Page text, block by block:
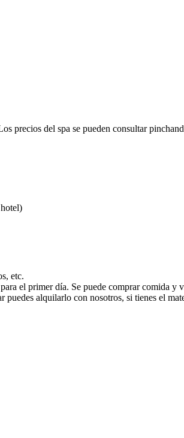
precios del spa se pueden consultar
etc.
el primer día. Se puede comprar comida y
puedes alquilarlo con nosotros, si tienes el